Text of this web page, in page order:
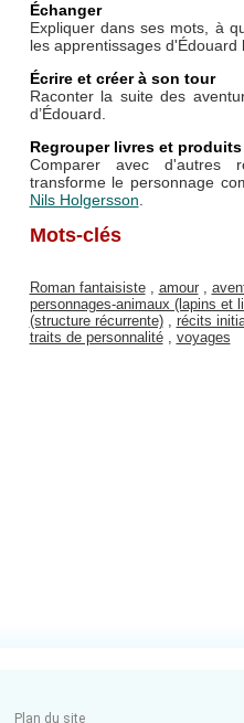
Échanger
Expliquer dans ses mots, à
les apprentissages d'Édouard
Écrire et créer à son tour
Raconter la suite des
d’Édouard.
Regrouper livres et
Comparer avec d'autres
transforme le personnage
Nils Holgersson
Mots-clés
Roman fantaisiste, amour,
personnages-animaux (lapins et
(structure récurrente), récits
traits de personnalité, voyages
Plan du site